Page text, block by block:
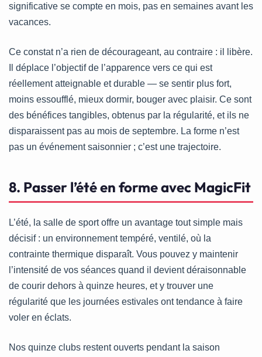
significative se compte en mois, pas en semaines avant les
vacances.
Ce constat n’a rien de décourageant, au contraire : il libère.
Il déplace l’objectif de l’apparence vers ce qui est
réellement atteignable et durable — se sentir plus fort,
moins essoufflé, mieux dormir, bouger avec plaisir. Ce sont
des bénéfices tangibles, obtenus par la régularité, et ils ne
disparaissent pas au mois de septembre. La forme n’est
pas un événement saisonnier ; c’est une trajectoire.
8. Passer l’été en forme avec MagicFit
L’été, la salle de sport offre un avantage tout simple mais
décisif : un environnement tempéré, ventilé, où la
contrainte thermique disparaît. Vous pouvez y maintenir
l’intensité de vos séances quand il devient déraisonnable
de courir dehors à quinze heures, et y trouver une
régularité que les journées estivales ont tendance à faire
voler en éclats.
Nos quinze clubs restent ouverts pendant la saison